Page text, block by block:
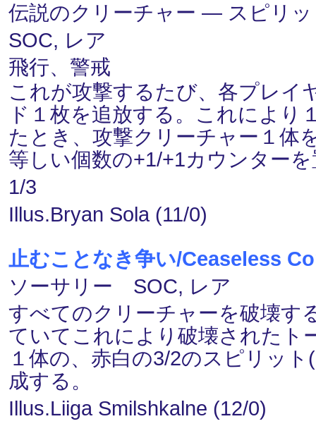
伝説のクリーチャー ― スピリ
SOC, レア
飛行、警戒
これが攻撃するたび、各プレイ
ド１枚を追放する。これにより
たとき、攻撃クリーチャー１体
等しい個数の+1/+1カウンター
1/3
Illus.Bryan Sola (11/0)
止むことなき争い/Ceaseless
ソーサリー SOC, レア
すべてのクリーチャーを破壊す
ていてこれにより破壊されたト
１体の、赤白の3/2のスピリッ
成する。
Illus.Liiga Smilshkalne (12/0)